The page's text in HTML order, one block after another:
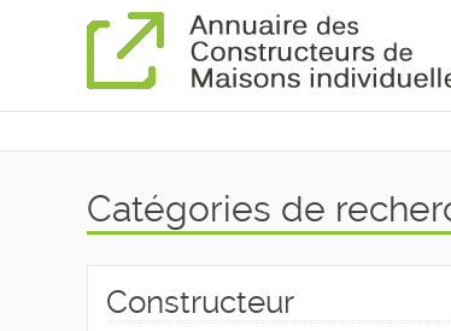
Catégories de
Constructeur